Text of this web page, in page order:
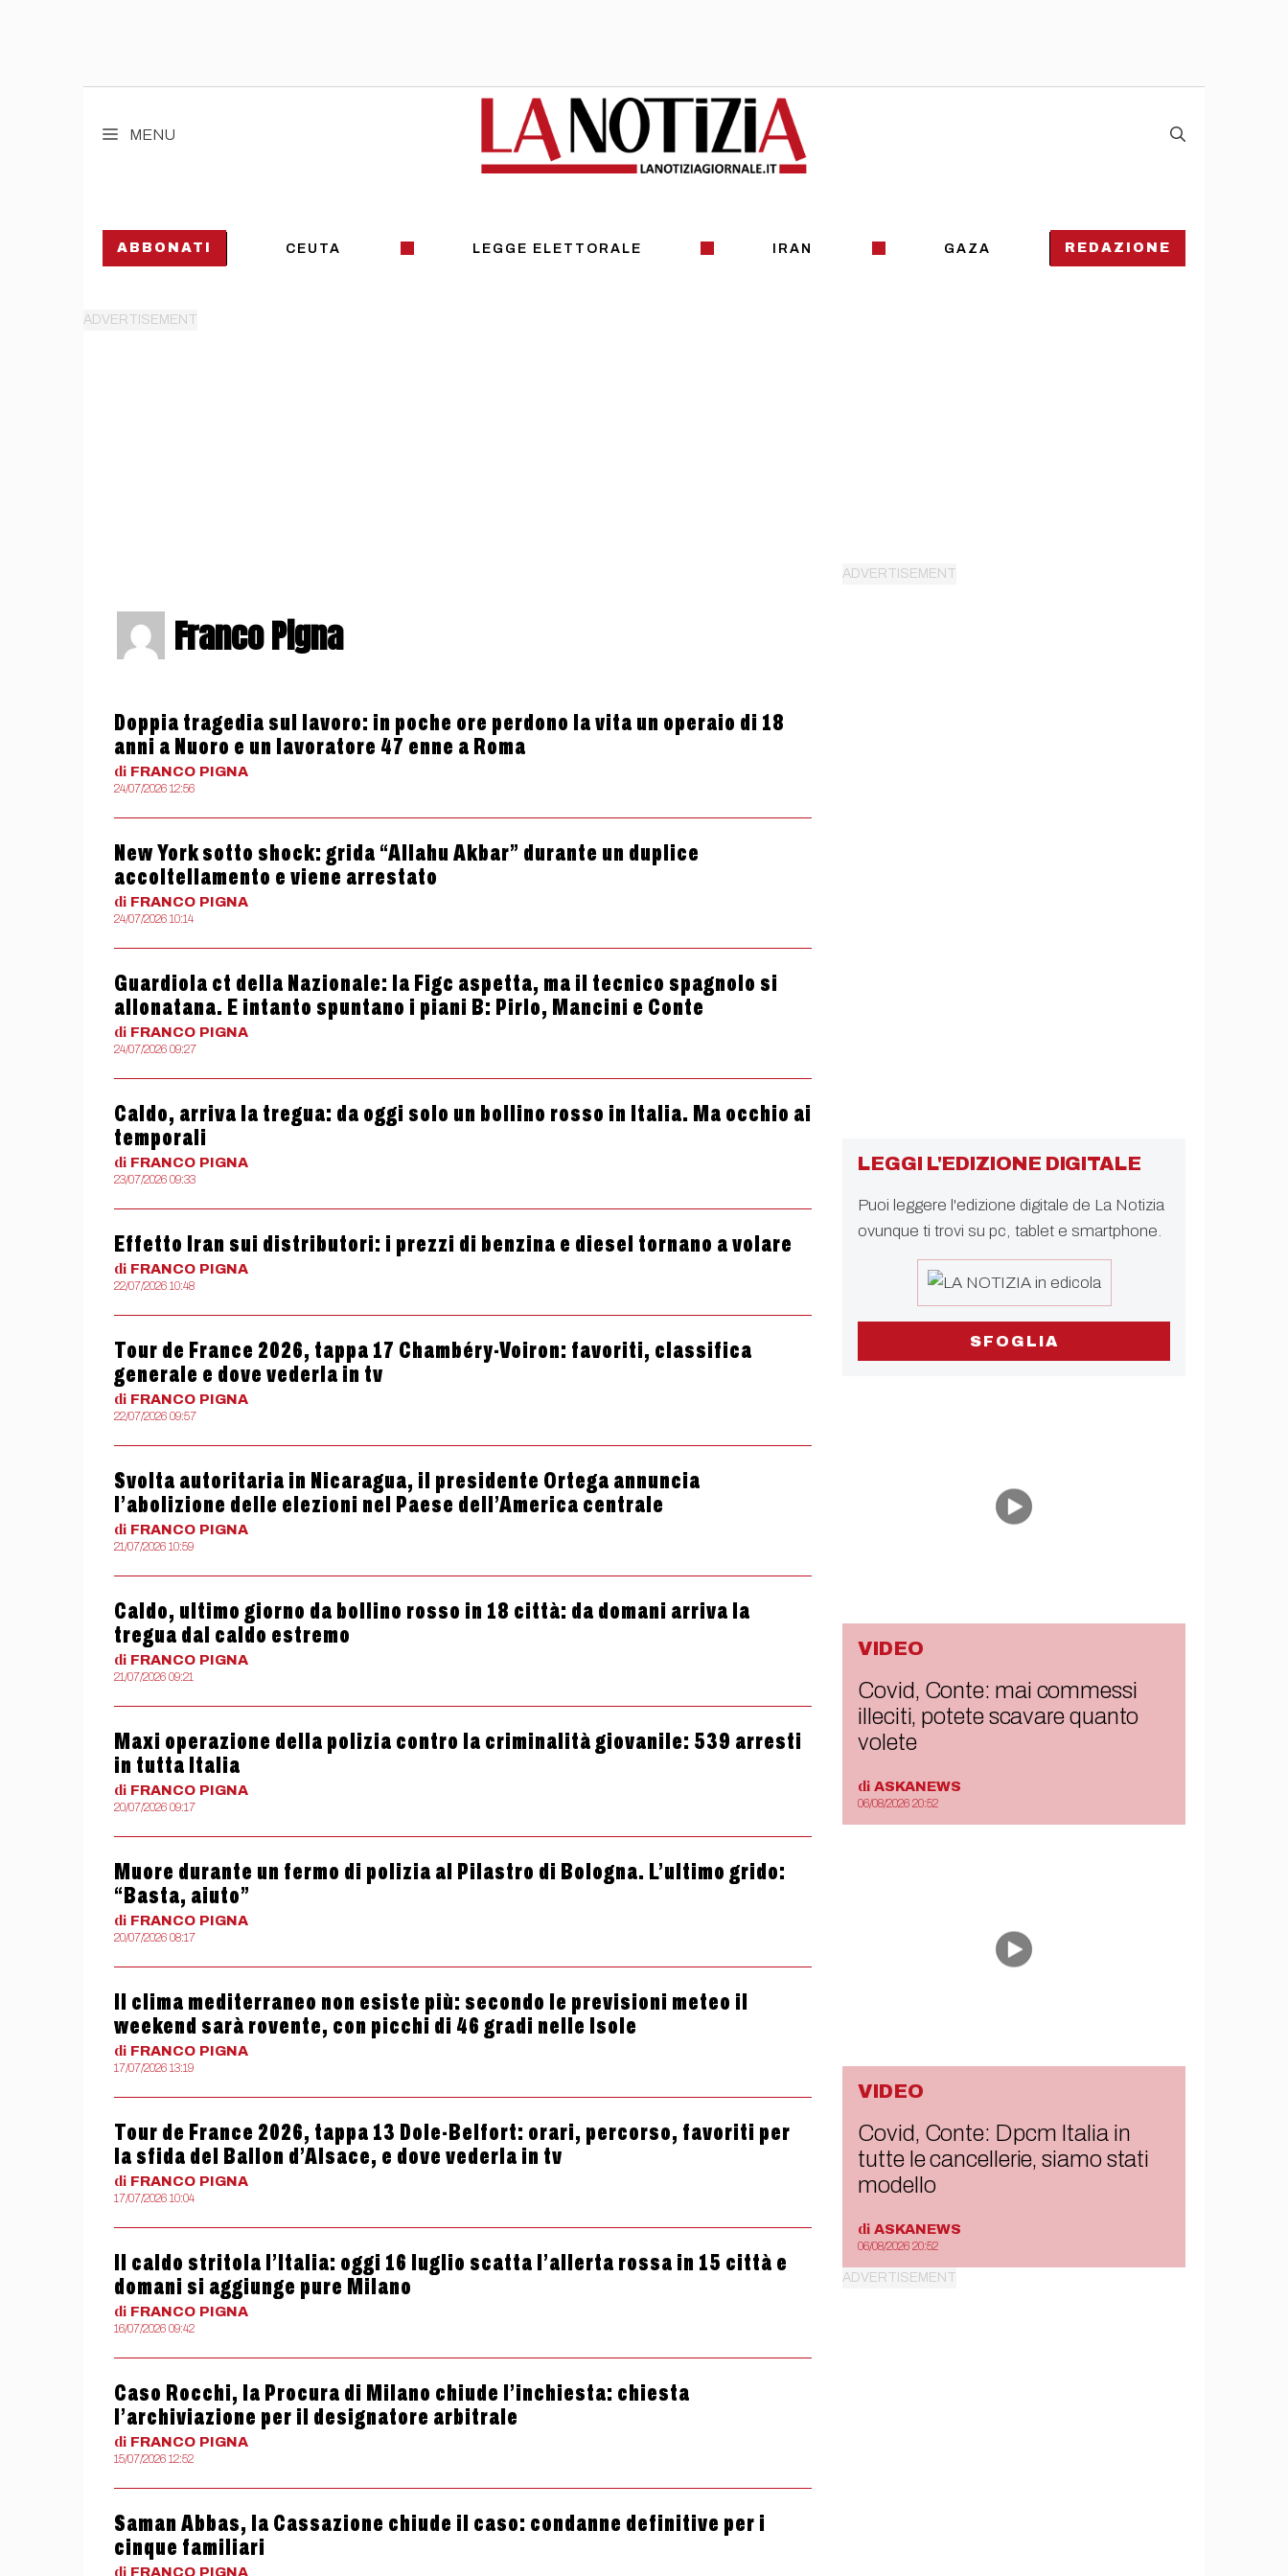
MENU
ABBONATI CEUTA LEGGE ELETTORALE IRAN GAZA REDAZIONE
Franco Pigna
Doppia tragedia sul lavoro: in poche ore perdono la vita un operaio di 18
anni a Nuoro e un lavoratore 47 enne a Roma
di FRANCO PIGNA
24/07/2026 12:56
New York sotto shock: grida “Allahu Akbar” durante un duplice
accoltellamento e viene arrestato
di FRANCO PIGNA
24/07/2026 10:14
Guardiola ct della Nazionale: la Figc aspetta, ma il tecnico spagnolo si
allonatana. E intanto spuntano i piani B: Pirlo, Mancini e Conte
di FRANCO PIGNA
24/07/2026 09:27
Caldo, arriva la tregua: da oggi solo un bollino rosso in Italia. Ma occhio ai
temporali
di FRANCO PIGNA
23/07/2026 09:33
Effetto Iran sui distributori: i prezzi di benzina e diesel tornano a volare
di FRANCO PIGNA
22/07/2026 10:48
Tour de France 2026, tappa 17 Chambéry-Voiron: favoriti, classifica
generale e dove vederla in tv
di FRANCO PIGNA
22/07/2026 09:57
Svolta autoritaria in Nicaragua, il presidente Ortega annuncia
l’abolizione delle elezioni nel Paese dell’America centrale
di FRANCO PIGNA
21/07/2026 10:59
Caldo, ultimo giorno da bollino rosso in 18 città: da domani arriva la
tregua dal caldo estremo
di FRANCO PIGNA
21/07/2026 09:21
Maxi operazione della polizia contro la criminalità giovanile: 539 arresti
in tutta Italia
di FRANCO PIGNA
20/07/2026 09:17
Muore durante un fermo di polizia al Pilastro di Bologna. L’ultimo grido:
“Basta, aiuto”
di FRANCO PIGNA
20/07/2026 08:17
Il clima mediterraneo non esiste più: secondo le previsioni meteo il
weekend sarà rovente, con picchi di 46 gradi nelle Isole
di FRANCO PIGNA
17/07/2026 13:19
Tour de France 2026, tappa 13 Dole-Belfort: orari, percorso, favoriti per
la sfida del Ballon d’Alsace, e dove vederla in tv
di FRANCO PIGNA
17/07/2026 10:04
Il caldo stritola l’Italia: oggi 16 luglio scatta l’allerta rossa in 15 città e
domani si aggiunge pure Milano
di FRANCO PIGNA
16/07/2026 09:42
Caso Rocchi, la Procura di Milano chiude l’inchiesta: chiesta
l’archiviazione per il designatore arbitrale
di FRANCO PIGNA
15/07/2026 12:52
Saman Abbas, la Cassazione chiude il caso: condanne definitive per i
cinque familiari
di FRANCO PIGNA
LEGGI L'EDIZIONE DIGITALE
Puoi leggere l'edizione digitale de La Notizia
ovunque ti trovi su pc, tablet e smartphone.
SFOGLIA
VIDEO
Covid, Conte: mai commessi
illeciti, potete scavare quanto
volete
di ASKANEWS
06/08/2026 20:52
VIDEO
Covid, Conte: Dpcm Italia in
tutte le cancellerie, siamo stati
modello
di ASKANEWS
06/08/2026 20:52